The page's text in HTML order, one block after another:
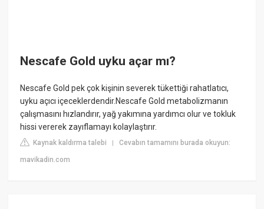
Nescafe Gold uyku açar mı?
Nescafe Gold pek çok kişinin severek tükettiği rahatlatıcı,
uyku açıcı içeceklerdendir.Nescafe Gold metabolizmanın
çalışmasını hızlandırır, yağ yakımına yardımcı olur ve tokluk
hissi vererek zayıflamayı kolaylaştırır.
Kaynak kaldırma talebi |Cevabın tamamını burada okuyun:
mavikadin.com